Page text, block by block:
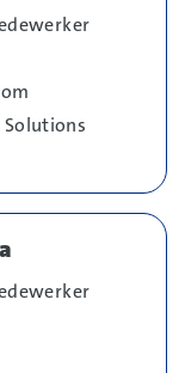
Solutions